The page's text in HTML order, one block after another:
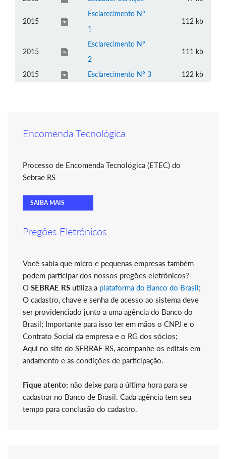
2015
Esclarecimento Nº
1
112 kb
2015
Esclarecimento Nº
2
111 kb
2015 Esclarecimento Nº 3 122 kb
Encomenda Tecnológica
Processo de Encomenda Tecnológica (ETEC) do
Sebrae RS
SAIBA MAIS
Pregões Eletrônicos
Você sabia que micro e pequenas empresas também
podem participar dos nossos pregões eletrônicos?
O SEBRAE RS utiliza a plataforma do Banco do Brasil;
O cadastro, chave e senha de acesso ao sistema deve
ser providenciado junto a uma agência do Banco do
Brasil; Importante para isso ter em mãos o CNPJ e o
Contrato Social da empresa e o RG dos sócios;
Aqui no site do SEBRAE RS, acompanhe os editais em
andamento e as condições de participação.
Fique atento: não deixe para a última hora para se
cadastrar no Banco de Brasil. Cada agência tem seu
tempo para conclusão do cadastro.